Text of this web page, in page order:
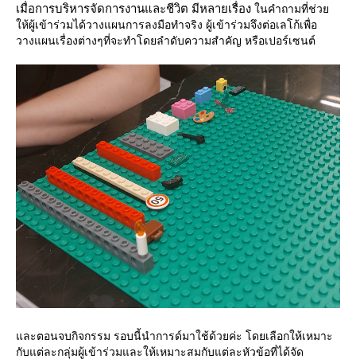
เมื่อการบริหารจัดการงานและชีวิต มีหลายเรื่อง นคำถามที่ช่ว
ห้ผู้เข้าร่วมได้วางแผนการลงมือทำจริง ผู้เข้าร่วมจึงต่อเลโก้เพื่อ
วางแผนเรื่องต่างๆที่จะทำโดยลำดับความสำคัญ หรือเปอร์เซนต์
ละตอนจบกิจกรรม รอบนี้นำการด์มาใช้ด้วยค่ะ โดยเลือกให้เหมาะ
กับแต่ละกลุ่มผู้เข้าร่วมและให้เหมาะสมกับแต่ละหัวข้อที่ได้จัด